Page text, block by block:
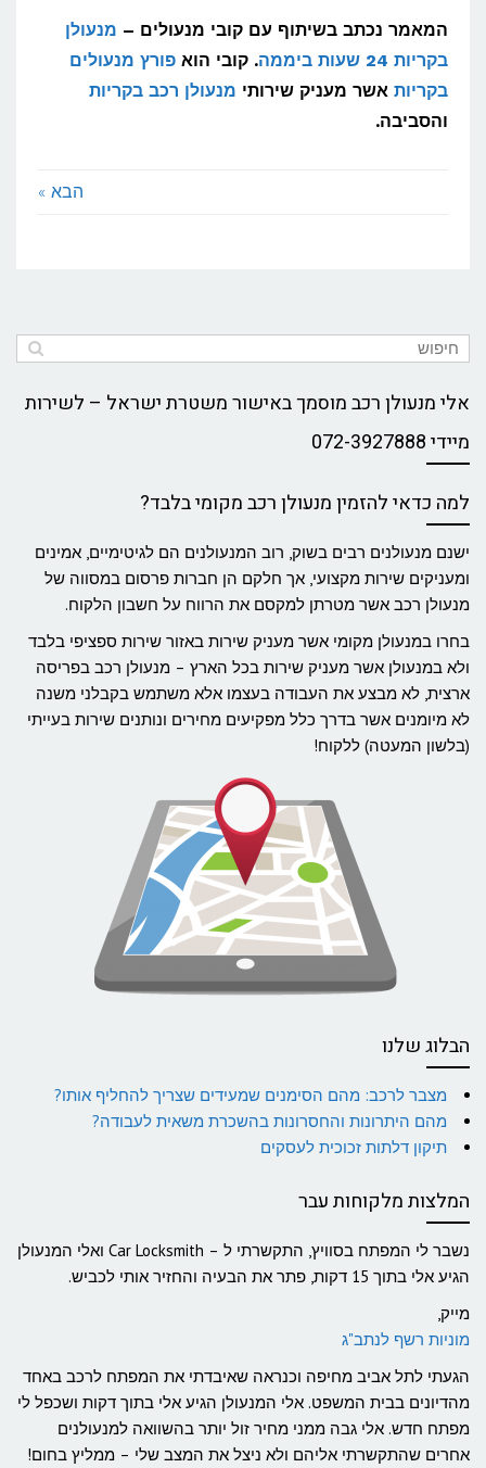
המאמר נכתב בשיתוף עם קובי מנעולים – מנעולן
בקריות 24 שעות ביממה
. קובי הוא פורץ מנעולים
בקריות אשר מעניק שירותי מנעולן רכב בקריות
והסביבה.
הבא »
אלי מנעולן רכב מוסמך באישור משטרת ישראל – לשירות
מיידי 072-3927888
למה כדאי להזמין מנעולן רכב מקומי בלבד?
ישנם מנעולנים רבים בשוק, רוב המנעולנים הם לגיטימיים, אמינים
ומעניקים שירות מקצועי, אך חלקם הן חברות פרסום במסווה של
מנעולן רכב אשר מטרתן למקסם את הרווח על חשבון הלקוח.
בחרו במנעולן מקומי אשר מעניק שירות באזור שירות ספציפי בלבד
ולא במנעולן אשר מעניק שירות בכל הארץ – מנעולן רכב בפריסה
ארצית, לא מבצע את העבודה בעצמו אלא משתמש בקבלני משנה
לא מיומנים אשר בדרך כלל מפקיעים מחירים ונותנים שירות בעייתי
(בלשון המעטה) ללקוח!
הבלוג שלנו
מצבר לרכב: מהם הסימנים שמעידים שצריך להחליף אותו?
מהם היתרונות והחסרונות בהשכרת משאית לעבודה?
תיקון דלתות זכוכית לעסקים
המלצות מלקוחות עבר
נשבר לי המפתח בסוויץ, התקשרתי ל – Car Locksmith ואלי המנעולן
הגיע אלי בתוך 15 דקות, פתר את הבעיה והחזיר אותי לכביש.
מייק,
מוניות רשף לנתב"ג
הגעתי לתל אביב מחיפה וכנראה שאיבדתי את המפתח לרכב באחד
מהדיונים בבית המשפט. אלי המנעולן הגיע אלי בתוך דקות ושכפל לי
מפתח חדש. אלי גבה ממני מחיר זול יותר בהשוואה למנעולנים
אחרים שהתקשרתי אליהם ולא ניצל את המצב שלי – ממליץ בחום!